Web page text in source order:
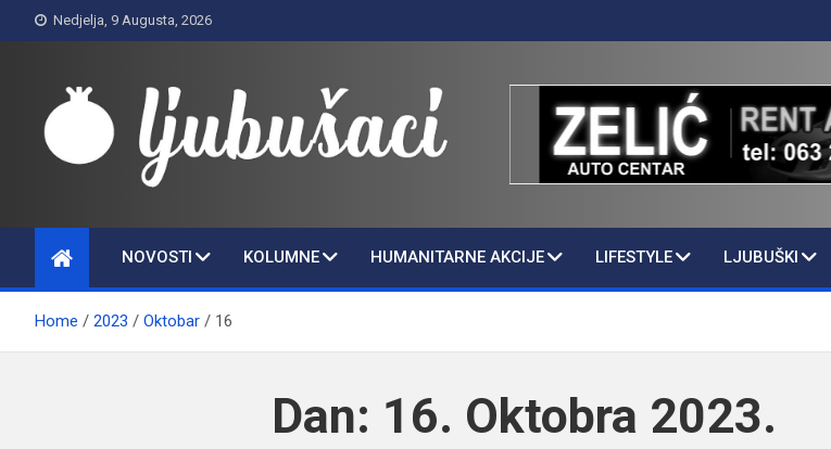
to
Nedjelja, 9 Augusta, 2026
Ljubušaci
NOVOSTI KOLUMNE HUMANITARNE AKCIJE LIFESTYLE LJUBUŠKI
Home 2023 Oktobar 16
Dan: 16. Oktobra 2023.